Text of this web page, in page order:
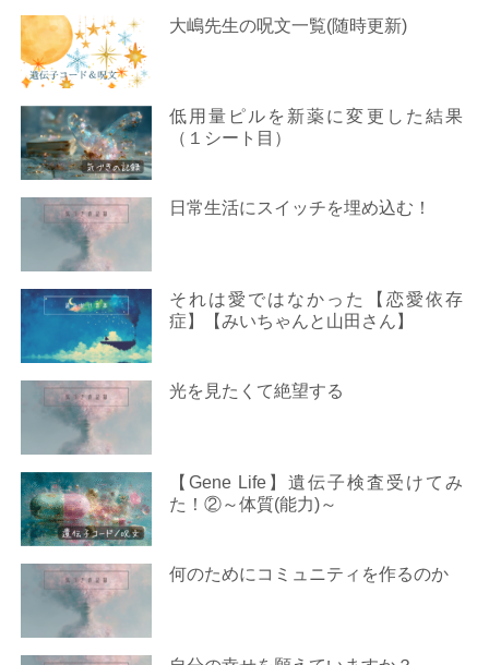
大嶋先生の呪文一覧(随時更新)
低用量ピルを新薬に変更した結果
（１シート目）
日常生活にスイッチを埋め込む！
それは愛ではなかった【恋愛依存
症】【みいちゃんと山田さん】
光を見たくて絶望する
【Gene Life】遺伝子検査受けてみ
た！②～体質(能力)～
何のためにコミュニティを作るのか